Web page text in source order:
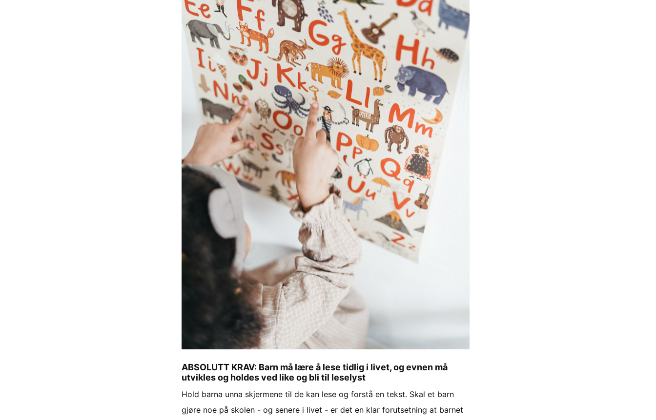
ABSOLUTT KRAV: Barn må lære å lese tidlig i livet, og evnen må
utvikles og holdes ved like og bli til leselyst
Hold barna unna skjermene til de kan lese og forstå en tekst. Skal et barn
gjøre noe på skolen - og senere i livet - er det en klar forutsetning at barnet